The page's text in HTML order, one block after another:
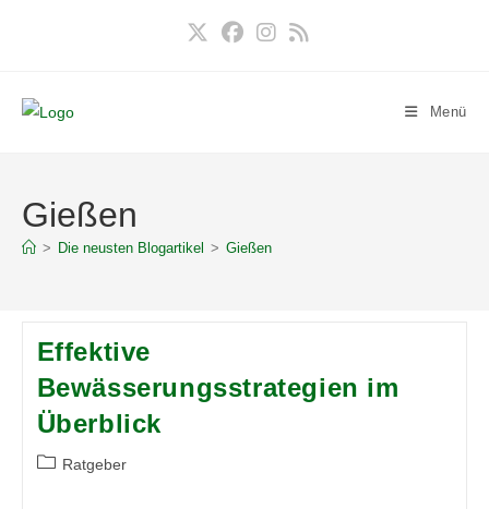
Menü
Gießen
> Die neusten Blogartikel > Gießen
Effektive
Bewässerungsstrategien im
Überblick
Beitrags-
Ratgeber